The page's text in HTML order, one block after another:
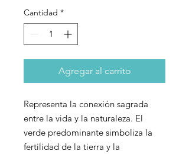
Cantidad *
Agregar al carrito
Representa la conexión sagrada
entre la vida y la naturaleza. El
verde predominante simboliza la
fertilidad de la tierra y la